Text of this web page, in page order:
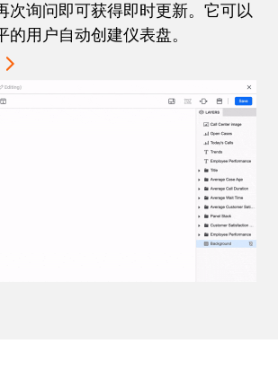
次询问即可获得即时更新。它可以
的用户自动创建仪表盘。